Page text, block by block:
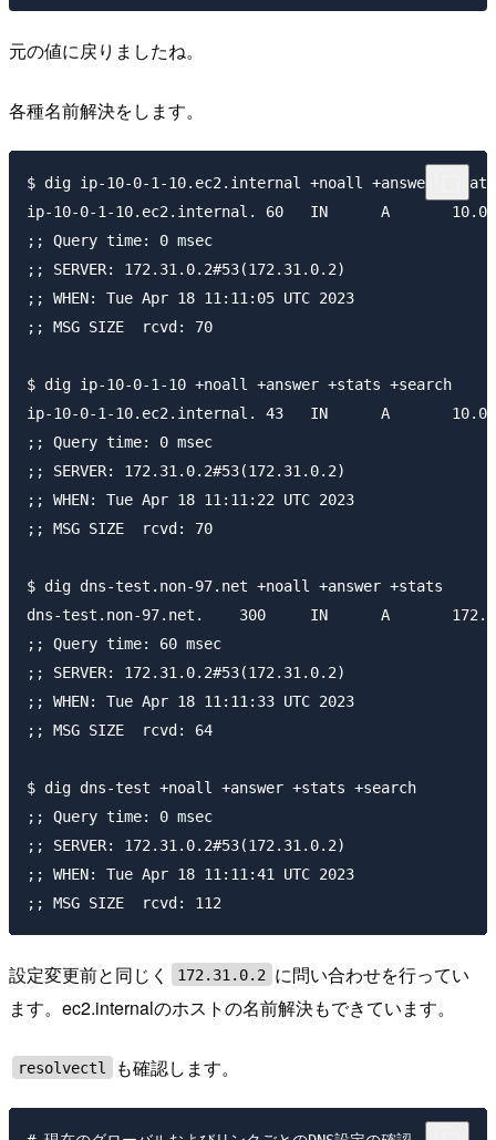
元の値に戻りましたね。
各種名前解決をします。
$ dig ip-10-0-1-10.ec2.internal +noall +answer +stats
ip-10-0-1-10.ec2.internal. 60	IN	A	10.0.1.10
;; Query time: 0 msec
;; SERVER: 172.31.0.2#53(172.31.0.2)
;; WHEN: Tue Apr 18 11:11:05 UTC 2023
;; MSG SIZE  rcvd: 70
$ dig ip-10-0-1-10 +noall +answer +stats +search
ip-10-0-1-10.ec2.internal. 43	IN	A	10.0.1.10
;; Query time: 0 msec
;; SERVER: 172.31.0.2#53(172.31.0.2)
;; WHEN: Tue Apr 18 11:11:22 UTC 2023
;; MSG SIZE  rcvd: 70
$ dig dns-test.non-97.net +noall +answer +stats
dns-test.non-97.net.	300	IN	A	172.31.10.89
;; Query time: 60 msec
;; SERVER: 172.31.0.2#53(172.31.0.2)
;; WHEN: Tue Apr 18 11:11:33 UTC 2023
;; MSG SIZE  rcvd: 64
$ dig dns-test +noall +answer +stats +search
;; Query time: 0 msec
;; SERVER: 172.31.0.2#53(172.31.0.2)
;; WHEN: Tue Apr 18 11:11:41 UTC 2023
設定変更前と同じく 172.31.0.2
に問い合わせを行ってい
ます。ec2.internalのホストの名前解決もできています。
resolvectl も確認します。